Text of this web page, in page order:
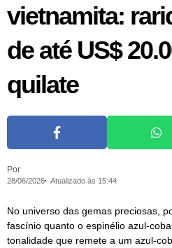
vietnamita:
de até US$
quilate
Por
28/06/2026 Atualizado às 15:44
No universo das gemas preciosas,
fascínio quanto o espinélio azul-
tonalidade que remete a um azul-